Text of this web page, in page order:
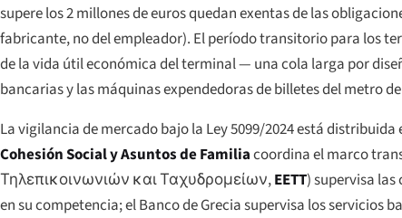
supere los 2 millones de euros quedan exentas de las
fabricante, no del empleador). El período transitorio para los
de la vida útil económica del terminal — una cola larga por
bancarias y las máquinas expendedoras de billetes del metro
La vigilancia de mercado bajo la Ley 5099/2024 está
Cohesión Social y Asuntos de Familiacoordina el marco
Τηλεπικοινωνιών και Ταχυδρομείων,EETT) supervisa
en su competencia; el Banco de Grecia supervisa los servicios